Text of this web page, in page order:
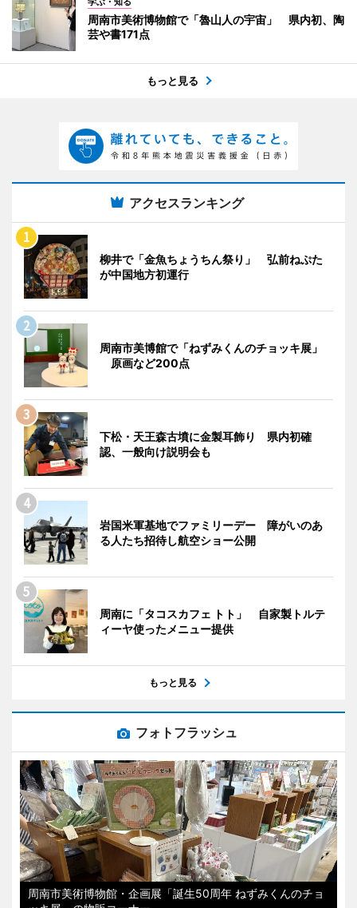
周南市美術博物館で「魯山人の宇宙」 県内初、陶
芸や書171点
もっと見る
アクセスランキング
柳井で「金魚ちょうちん祭り」 弘前ねぷた
が中国地方初運行
周南市美博館で「ねずみくんのチョッキ展」
原画など200点
下松・天王森古墳に金製耳飾り 県内初確
認、一般向け説明会も
岩国米軍基地でファミリーデー 障がいのあ
る人たち招待し航空ショー公開
周南に「タコスカフェ トト」 自家製トルテ
ィーヤ使ったメニュー提供
もっと見る
フォトフラッシュ
周南市美術博物館・企画展「誕生50周年 ねずみくんのチョ